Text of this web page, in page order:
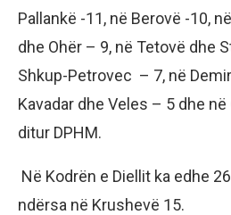
Pallankë -11, në Berovë -10,
dhe Ohër – 9, në Tetovë dhe
Shkup-Petrovec – 7, në
Kavadar dhe Veles – 5 dhe
ditur DPHM.
Në Kodrën e Diellit ka edhe
ndërsa në Krushevë 15.